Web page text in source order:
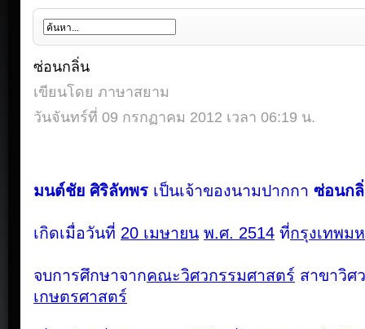
ซ่อนกลิ่น
เขียนโดย ภาษาสยาม
วันจันทร์ที่ 09 กรกฏาคม 2012 เวลา 06:19 น.
มนต์ชัย ศิริลัทพร เป็นเจ้าของนามปากกา ซ่อนก
เกิดเมื่อวันที่ 20 เมษายน พ.ศ. 2514 ที่กรุงเทพม
จบการศึกษาจากคณะวิศวกรรมศาสตร์ สาขาวิศ
เกษตรศาสตร์